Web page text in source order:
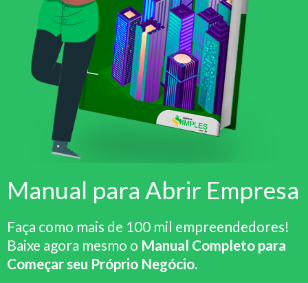
Manual para Abrir Empresa
Faça como mais de 100 mil empreendedores!
Baixe agora mesmo o Manual Completo para
Começar seu Próprio Negócio.